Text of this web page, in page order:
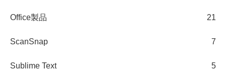
Office製品 21
ScanSnap 7
Sublime Text 5